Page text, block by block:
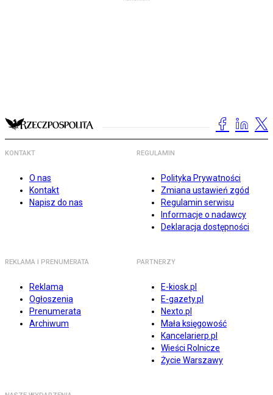
KONTAKT
O nas
Kontakt
Napisz do nas
REGULAMIN
Polityka Prywatności
Zmiana ustawień zgód
Regulamin serwisu
Informacje o nadawcy
Deklaracja dostępności
REKLAMA I PRENUMERATA
Reklama
Ogłoszenia
Prenumerata
Archiwum
PARTNERZY
E-kiosk.pl
E-gazety.pl
Nexto.pl
Mała księgowość
Kancelarierp.pl
Wieści Rolnicze
Życie Warszawy